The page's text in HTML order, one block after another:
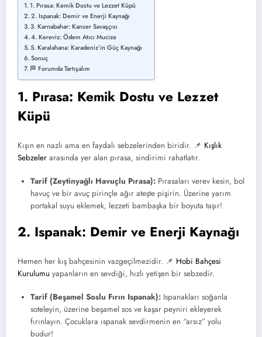
1. Pırasa: Kemik Dostu ve Lezzet Küpü
2. Ispanak: Demir ve Enerji Kaynağı
3. Karnabahar: Kanser Savaşçısı
4. Kereviz: Ödem Atıcı Mucize
5. Karalahana: Karadeniz’in Güç Kaynağı
Sonuç
🏁 Forumda Tartışalım
1. Pırasa: Kemik Dostu ve Lezzet
Küpü
Kışın en nazlı ama en faydalı sebzelerinden biridir. 📌 Kışlık
Sebzeler arasında yer alan pırasa, sindirimi rahatlatır.
Tarif (Zeytinyağlı Havuçlu Pırasa): Pırasaları verev kesin, bol
havuç ve bir avuç pirinçle ağır ateşte pişirin. Üzerine yarım
portakal suyu eklemek, lezzeti bambaşka bir boyuta taşır!
2. Ispanak: Demir ve Enerji Kaynağı
Hemen her kış bahçesinin vazgeçilmezidir. 📌 Hobi Bahçesi
Kurulumu yapanların en sevdiği, hızlı yetişen bir sebzedir.
Tarif (Beşamel Soslu Fırın Ispanak): Ispanakları soğanla
soteleyin, üzerine beşamel sos ve kaşar peyniri ekleyerek
fırınlayın. Çocuklara ıspanak sevdirmenin en “arsız” yolu
budur!